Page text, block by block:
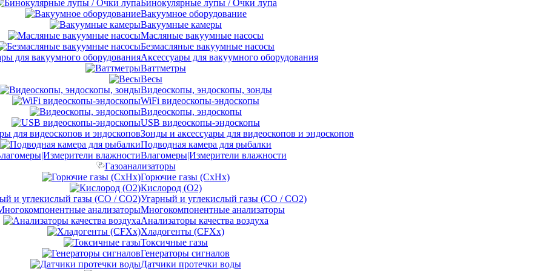
Бинокулярные лупы / Очки лупа
Вакуумное оборудование
Вакуумные камеры
Масляные вакуумные насосы
Безмасляные вакуумные насосы
Аксессуары для вакуумного оборудования
Ваттметры
Весы
Видеоскопы, эндоскопы, зонды
WiFi видеоскопы-эндоскопы
Видеоскопы, эндоскопы
USB видеоскопы-эндоскопы
Зонды и аксессуары для видеоскопов и эндоскопов
Подводная камера для рыбалки
Влагомеры|Измерители влажности
Газоанализаторы
Горючие газы (CxHx)
Кислород (O2)
Угарный и углекислый газы (CO / CO2)
Многокомпонентные анализаторы
Анализаторы качества воздуха
Хладогенты (CFXx)
Токсичные газы
Генераторы сигналов
Датчики протечки воды